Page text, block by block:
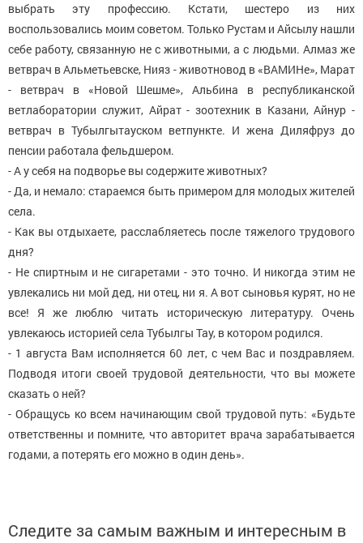
выбрать эту профессию. Кстати, шестеро из них
воспользовались моим советом. Только Рустам и Айсылу нашли
себе работу, связанную не с животными, а с людьми. Алмаз же
ветврач в Альметьевске, Нияз - животновод в «ВАМИНе», Марат
- ветврач в «Новой Шешме», Альбина в республиканской
ветлаборатории служит, Айрат - зоотехник в Казани, Айнур -
ветврач в Тубылгытауском ветпункте. И жена Диляфруз до
пенсии работала фельдшером.
- А у себя на подворье вы содержите животных?
- Да, и немало: стараемся быть примером для молодых жителей
села.
- Как вы отдыхаете, расслабляетесь после тяжелого трудового
дня?
- Не спиртным и не сигаретами - это точно. И никогда этим не
увлекались ни мой дед, ни отец, ни я. А вот сыновья курят, но не
все! Я же люблю читать историческую литературу. Очень
увлекаюсь историей села Тубылгы Тау, в котором родился.
- 1 августа Вам исполняется 60 лет, с чем Вас и поздравляем.
Подводя итоги своей трудовой деятельности, что вы можете
сказать о ней?
- Обращусь ко всем начинающим свой трудовой путь: «Будьте
ответственны и помните, что авторитет врача зарабатывается
годами, а потерять его можно в один день».
Следите за самым важным и интересным в